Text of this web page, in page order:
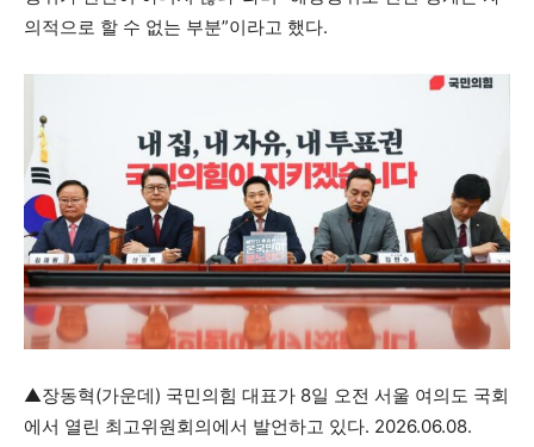
의적으로 할 수 없는 부분”이라고 했다.
▲장동혁(가운데) 국민의힘 대표가 8일 오전 서울 여의도 국회
에서 열린 최고위원회의에서 발언하고 있다. 2026.06.08.